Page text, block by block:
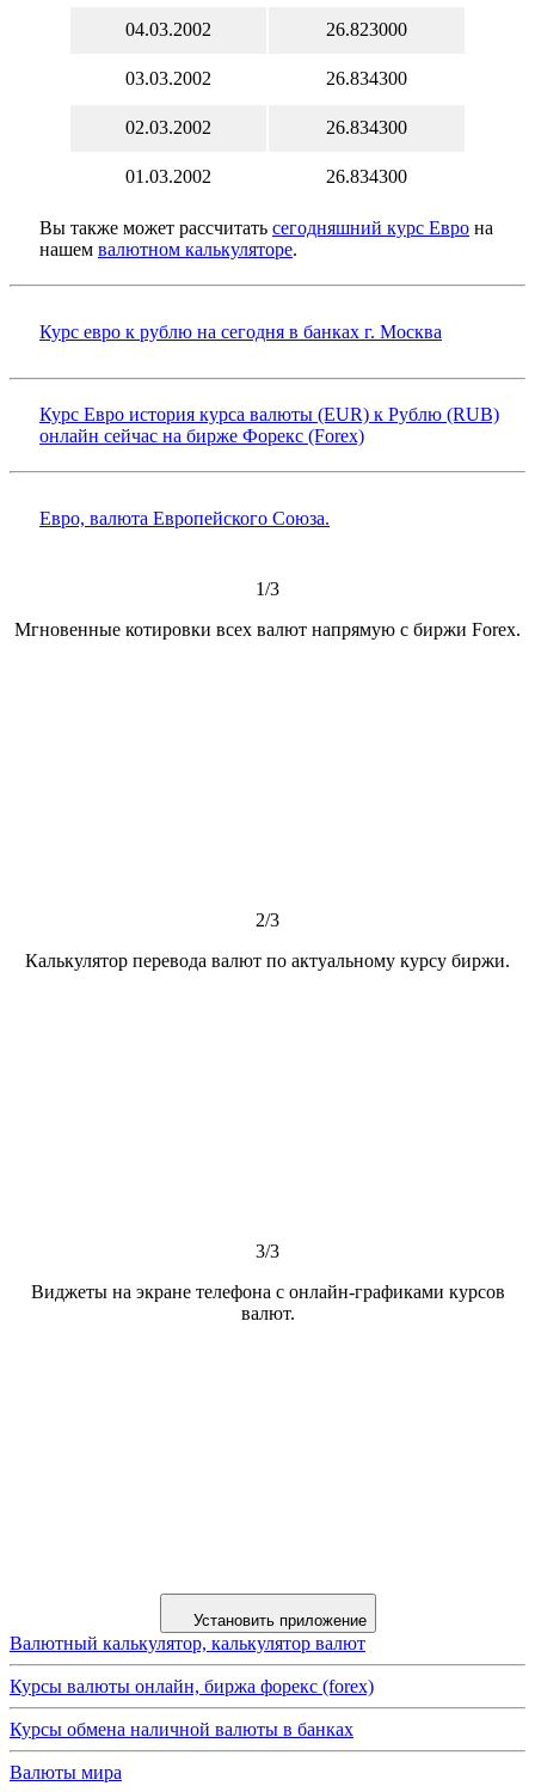
04.03.2002 26.823000
03.03.2002 26.834300
02.03.2002 26.834300
01.03.2002 26.834300
Вы также может рассчитать сегодняшний курс Евро на
нашем валютном калькуляторе.
Курс евро к рублю на сегодня в банках г. Москва
Курс Евро история курса валюты (EUR) к Рублю (RUB)
онлайн сейчас на бирже Форекс (Forex)
Евро, валюта Европейского Союза.
1/3
Мгновенные котировки всех валют напрямую с биржи Forex.
2/3
Калькулятор перевода валют по актуальному курсу биржи.
3/3
Виджеты на экране телефона с онлайн-графиками курсов
валют.
Установить приложение
Валютный калькулятор, калькулятор валют
Курсы валюты онлайн, биржа форекс (forex)
Курсы обмена наличной валюты в банках
Валюты мира